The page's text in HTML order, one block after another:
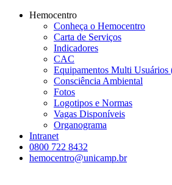
Conteúdo principal
Hemocentro
Conheça o Hemocentro
Carta de Serviços
Indicadores
CAC
Equipamentos Multi
Consciência Ambiental
Fotos
Logotipos e Normas
Vagas Disponíveis
Organograma
Intranet
0800 722 8432
hemocentro@unicamp.br